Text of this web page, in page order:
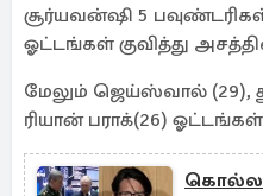
சூர்யவன்ஷி 5
ஓட்டங்கள் குவித்து
மேலும் ஜெய்ஸ்வால் (29),
ரியான் பராக்(26)